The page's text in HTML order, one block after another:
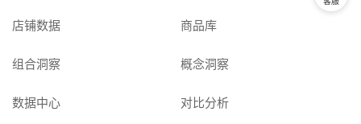
店铺数据 商品库
组合洞察 概念洞察
数据中心 对比分析